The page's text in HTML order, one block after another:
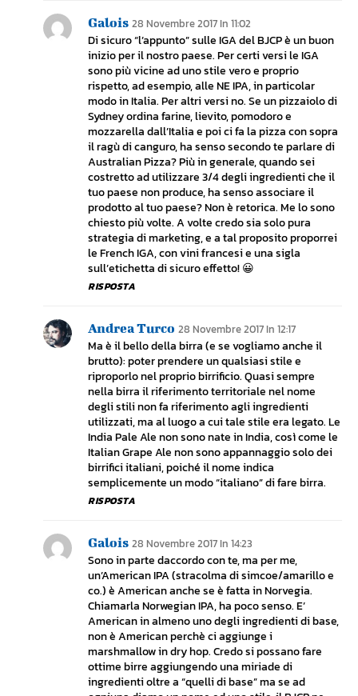
Galois 28 Novembre 2017 In 11:02
Di sicuro “l’appunto” sulle IGA del BJCP è un buon
inizio per il nostro paese. Per certi versi le IGA
sono più vicine ad uno stile vero e proprio
rispetto, ad esempio, alle NE IPA, in particolar
modo in Italia. Per altri versi no. Se un pizzaiolo di
Sydney ordina farine, lievito, pomodoro e
mozzarella dall’Italia e poi ci fa la pizza con sopra
il ragù di canguro, ha senso secondo te parlare di
Australian Pizza? Più in generale, quando sei
costretto ad utilizzare 3/4 degli ingredienti che il
tuo paese non produce, ha senso associare il
prodotto al tuo paese? Non è retorica. Me lo sono
chiesto più volte. A volte credo sia solo pura
strategia di marketing, e a tal proposito proporrei
le French IGA, con vini francesi e una sigla
sull’etichetta di sicuro effetto! 😀
RISPOSTA
Andrea Turco 28 Novembre 2017 In 12:17
Ma è il bello della birra (e se vogliamo anche il
brutto): poter prendere un qualsiasi stile e
riproporlo nel proprio birrificio. Quasi sempre
nella birra il riferimento territoriale nel nome
degli stili non fa riferimento agli ingredienti
utilizzati, ma al luogo a cui tale stile era legato. Le
India Pale Ale non sono nate in India, così come le
Italian Grape Ale non sono appannaggio solo dei
birrifici italiani, poiché il nome indica
semplicemente un modo “italiano” di fare birra.
RISPOSTA
Galois 28 Novembre 2017 In 14:23
Sono in parte daccordo con te, ma per me,
un’American IPA (stracolma di simcoe/amarillo e
co.) è American anche se è fatta in Norvegia.
Chiamarla Norwegian IPA, ha poco senso. E’
American in almeno uno degli ingredienti di base,
non è American perchè ci aggiunge i
marshmallow in dry hop. Credo si possano fare
ottime birre aggiungendo una miriade di
ingredienti oltre a “quelli di base” ma se ad